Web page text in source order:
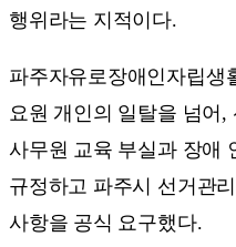
행위라는 지적이다.
파주자유로장애인자립생
요원 개인의 일탈을 넘어
사무원 교육 부실과 장애
규정하고 파주시 선거관
사항을 공식 요구했다.